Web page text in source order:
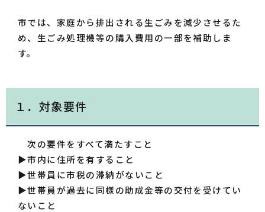
市では、家庭から排出される生ごみを減少させるた
め、生ごみ処理機等の購入費用の一部を補助しま
す。
１．対象要件
次の要件をすべて満たすこと
▶市内に住所を有すること
▶世帯員に市税の滞納がないこと
▶世帯員が過去に同様の助成金等の交付を受けてい
ないこと